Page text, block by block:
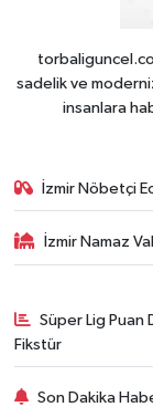
sadelik ve
insanlara
İzmir Nöbetçi
İzmir Namaz
Süper Lig Puan
Fikstür
Son Dakika